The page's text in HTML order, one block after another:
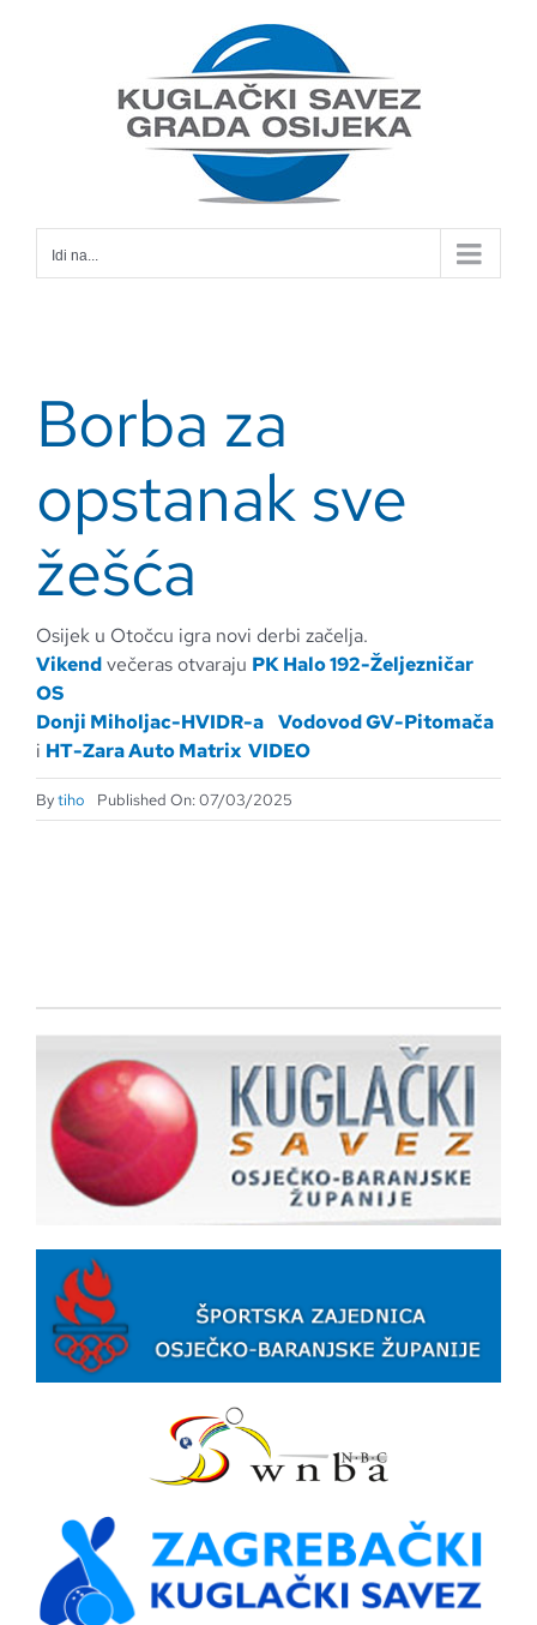
Idi na...
Borba za
opstanak sve
žešća
Osijek u Otočcu igra novi derbi začelja.
Vikendvečeras otvaraju PK Halo 192-Željezničar
OS
Donji Miholjac-HVIDR-a Vodovod GV-Pitomača
i HT-Zara Auto Matrix VIDEO
Bytiho Published On: 07/03/2025